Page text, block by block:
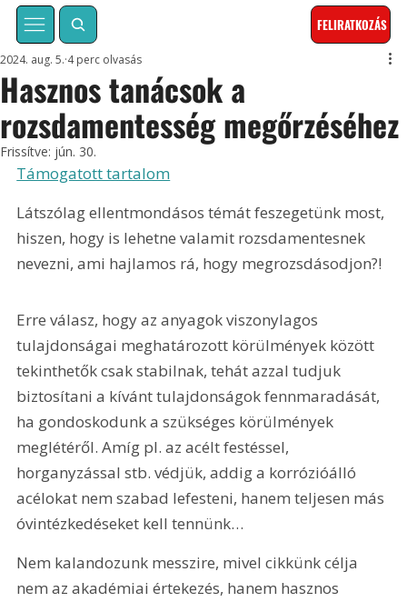
FELIRATKOZÁS
Hasznos tanácsok a
rozsdamentesség megőrzéséhez
2024. aug. 5. 4 perc olvasás
Frissítve: jún. 30.
Támogatott tartalom
Látszólag ellentmondásos témát feszegetünk most,
hiszen, hogy is lehetne valamit rozsdamentesnek
nevezni, ami hajlamos rá, hogy megrozsdásodjon?!
Erre válasz, hogy az anyagok viszonylagos
tulajdonságai meghatározott körülmények között
tekinthetők csak stabilnak, tehát azzal tudjuk
biztosítani a kívánt tulajdonságok fennmaradását,
ha gondoskodunk a szükséges körülmények
meglétéről. Amíg pl. az acélt festéssel,
horganyzással stb. védjük, addig a korrózióálló
acélokat nem szabad lefesteni, hanem teljesen más
óvintézkedéseket kell tennünk…
Nem kalandozunk messzire, mivel cikkünk célja
nem az akadémiai értekezés, hanem hasznos